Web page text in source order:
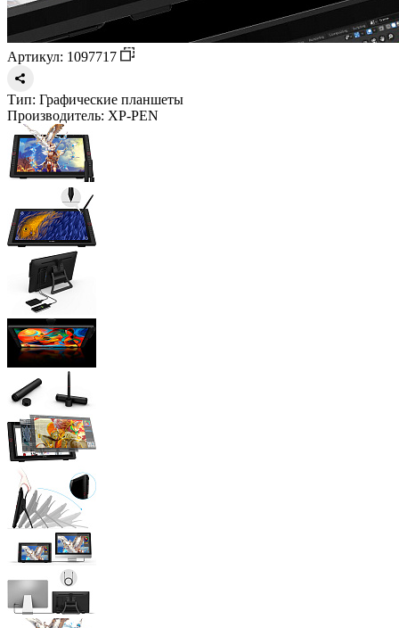
Артикул: 1097717
Тип: Графические планшеты
Производитель: XP-PEN